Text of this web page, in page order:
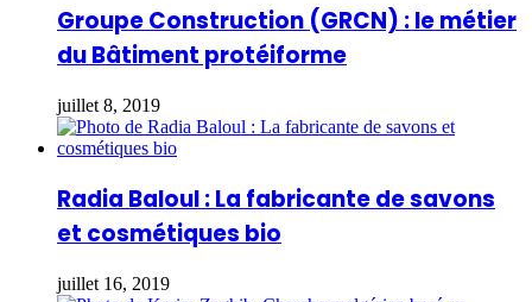
Groupe Construction (GRCN) : le métier
du Bâtiment protéiforme
juillet 8, 2019
Radia Baloul : La fabricante de savons
et cosmétiques bio
juillet 16, 2019